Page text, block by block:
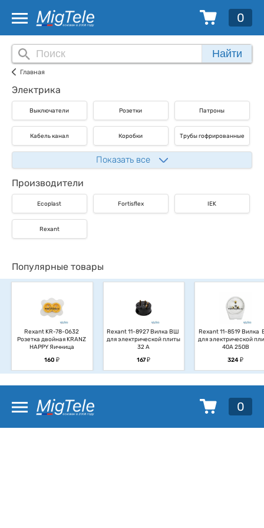
0
Найти
Главная
Электрика
Выключатели Розетки Патроны
Кабель канал Коробки Трубы гофрированные
Показать все
Производители
Ecoplast Fortisflex IEK
Rexant
Популярные товары
Rexant KR-78-0632
Розетка двойная KRANZ
HAPPY Яичница
160у
Rexant 11-8927 Вилка ВШ
для электрической плиты
32 А
167у
Rexant 11-8519 Вилка
для электрической
40А 250В
324у
0